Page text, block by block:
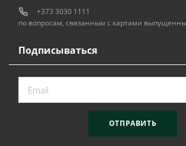
Подписываться
ОТПРАВИТЬ
+373 3030 1111
по вопросам, связанным с картами